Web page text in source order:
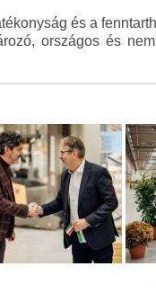
és a
országos és